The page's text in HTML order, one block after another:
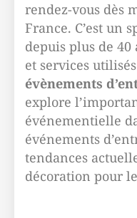
rendez-vous dès
France. C’est un
depuis plus de
et services
évènements
explore
événementielle
événements
tendances
décoration pour